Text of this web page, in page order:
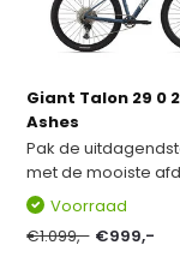
Giant Talon 29 0
Ashes
Pak de
met de mooiste
Voorraad
€1.099,- €999,-